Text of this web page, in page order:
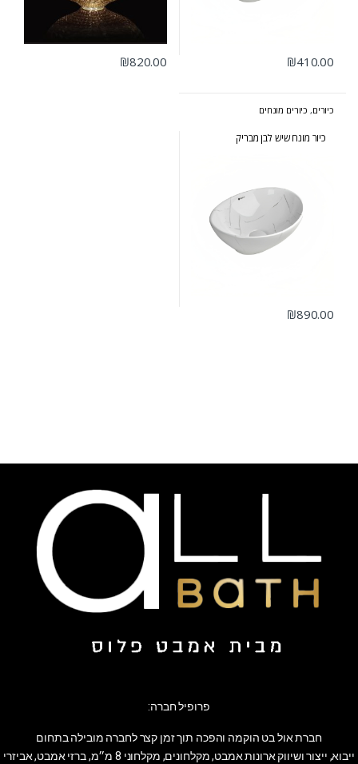
₪410.00
₪820.00
כיורים, כיורים מונחים
כיור מונח שיש לבן מבריק
₪890.00
פרופיל חברה:
חברת אול בט הוקמה והפכה תוך זמן קצר לחברה מובילה בתחום
ייבוא, ייצור ושיווק ארונות אמבט, מקלחונים, מקלחוני 8 מ״מ, ברזי אמבט, אביזרי